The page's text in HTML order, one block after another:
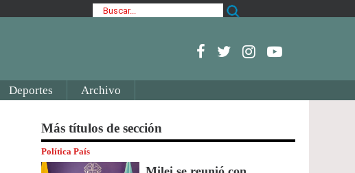
Deportes Archivo
Más títulos de sección
Política País